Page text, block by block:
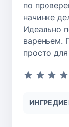
по
начинке
Идеально
вареньем.
просто